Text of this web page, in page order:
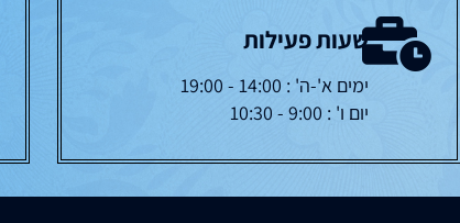
שעות פעילות
ימים א'-ה' : 14:00 - 19:00
יום ו' : 9:00 - 10:30